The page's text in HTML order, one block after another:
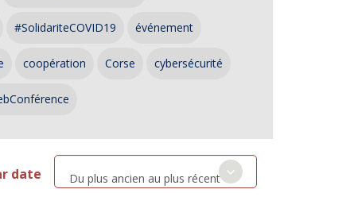
#SolidariteCOVID19 événement
coopération Corse cybersécurité
date Du plus ancien au plus récent